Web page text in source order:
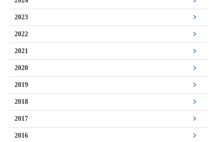
2023
2022
2021
2020
2019
2018
2017
2016